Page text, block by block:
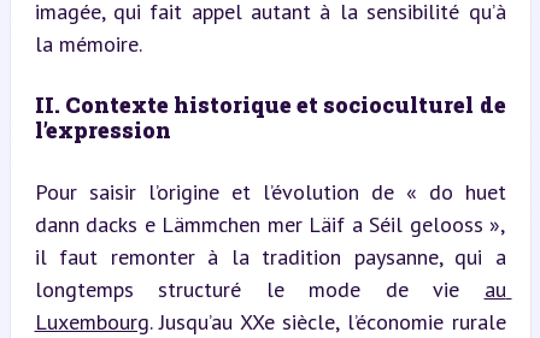
imagée, qui fait appel autant à la sensibilité qu’à
la mémoire.
II. Contexte historique et socioculturel de
l’expression
Pour saisir l’origine et l’évolution de « do huet
dann dacks e Lämmchen mer Läif a Séil gelooss »,
il faut remonter à la tradition paysanne, qui a
longtemps structuré le mode de vie au
Luxembourg. Jusqu’au XXe siècle, l’économie rurale